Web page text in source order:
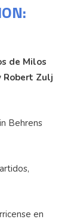
de Milos
Robert Zulj
Behrens
en